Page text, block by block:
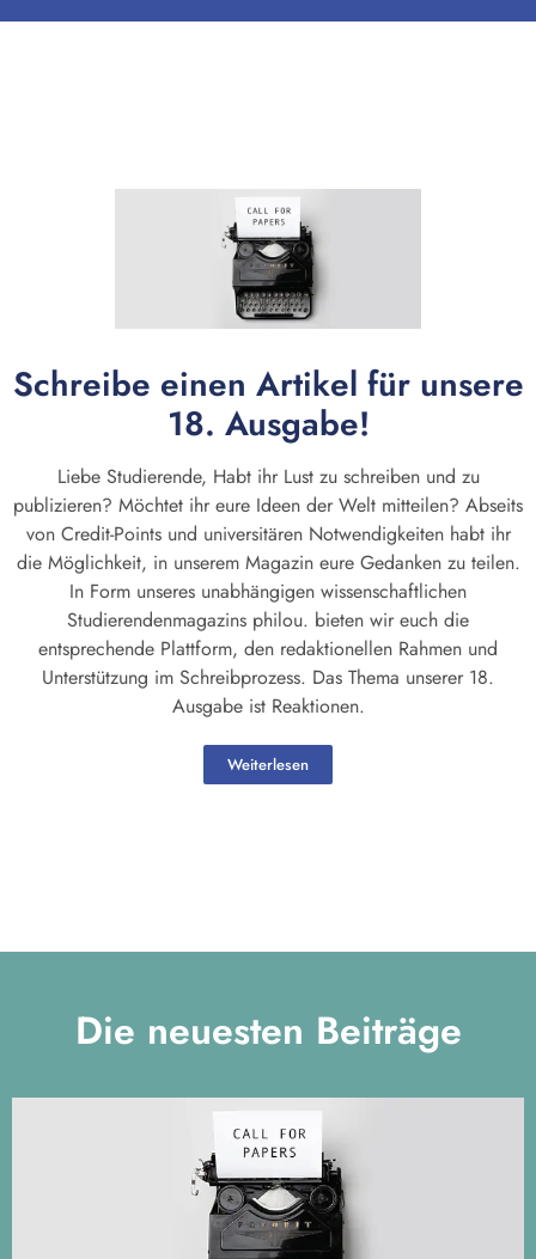
Schreibe einen Artikel für unsere
18. Ausgabe!
Liebe Studierende, Habt ihr Lust zu schreiben und zu
publizieren? Möchtet ihr eure Ideen der Welt mitteilen? Abseits
von Credit-Points und universitären Notwendigkeiten habt ihr
die Möglichkeit, in unserem Magazin eure Gedanken zu teilen.
In Form unseres unabhängigen wissenschaftlichen
Studierendenmagazins philou. bieten wir euch die
entsprechende Plattform, den redaktionellen Rahmen und
Unterstützung im Schreibprozess. Das Thema unserer 18.
Ausgabe ist Reaktionen.
Weiterlesen
Die neuesten Beiträge